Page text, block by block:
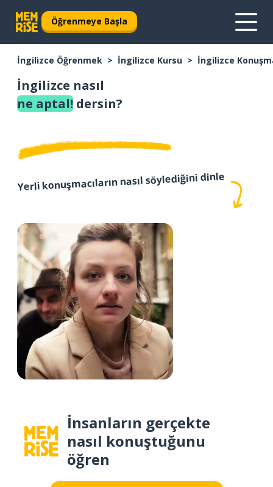
Öğrenmeye Başla
İngilizce Öğrenmek İngilizce Kursu İngilizce
İngilizce nasıl
ne aptal! dersin?
Yerli konuşmacıların nasıl söylediğini dinle
İnsanların gerçekte
nasıl konuştuğunu
öğren